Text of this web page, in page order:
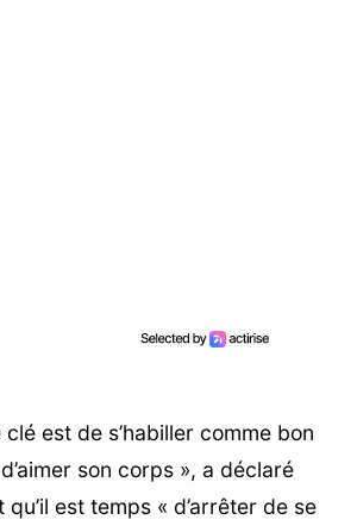
est de s’habiller comme bon
son corps », a déclaré
est temps « d’arrêter de se